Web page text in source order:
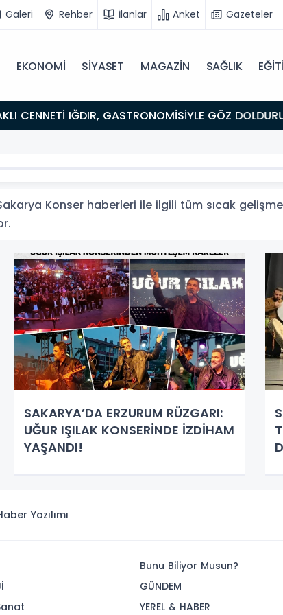
Galeri Rehber İlanlar Anket Gazeteler
EKONOMİ SİYASET MAGAZİN SAĞLIK
NOKTASI
Konser haberleri ile ilgili tüm sıcak
SAKARYA’DA ERZURUM RÜZGARI:
UĞUR IŞILAK KONSERİNDE İZDİHAM
YAŞANDI!
Yazılımı
Bunu Biliyor Musun?
GÜNDEM
YEREL & HABER